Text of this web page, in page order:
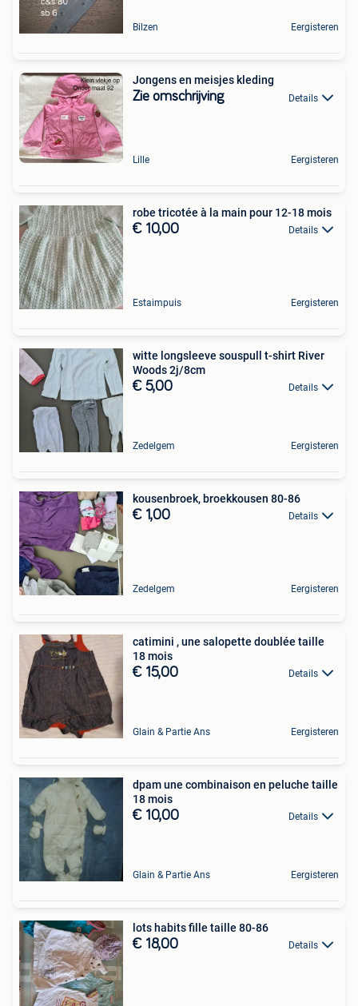
Bilzen Eergisteren
Jongens en meisjes kleding
Zie omschrijving Details
Lille Eergisteren
robe tricotée à la main pour 12-18 mois
€ 10,00 Details
Estaimpuis Eergisteren
witte longsleeve souspull t-shirt River
Woods 2j/8cm
€ 5,00 Details
Zedelgem Eergisteren
kousenbroek, broekkousen 80-86
€ 1,00 Details
Zedelgem Eergisteren
catimini , une salopette doublée taille
18 mois
€ 15,00 Details
Glain & Partie Ans Eergisteren
dpam une combinaison en peluche taille
18 mois
€ 10,00 Details
Glain & Partie Ans Eergisteren
lots habits fille taille 80-86
€ 18,00 Details